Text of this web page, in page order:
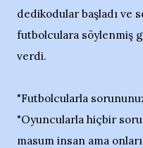
dedikodular başladı ve
futbolculara söylenmiş
verdi.
"Futbolcularla
"Oyuncularla hiçbir
masum insan ama